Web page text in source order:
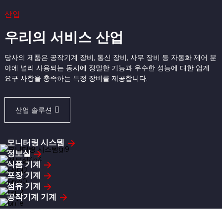
산업
우리의 서비스 산업
당사의 제품은 공작기계 장비, 통신 장비, 사무 장비 등 자동화 제어 분
야에 널리 사용되는 동시에 정밀한 기능과 우수한 성능에 대한 업계
요구 사항을 충족하는 특정 장비를 제공합니다.
산업 솔루션
모니터링 시스템
정보실
식품 기계
포장 기계
섬유 기계
공작기계 기계